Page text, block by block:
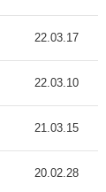
22.03.17
22.03.10
21.03.15
20.02.28